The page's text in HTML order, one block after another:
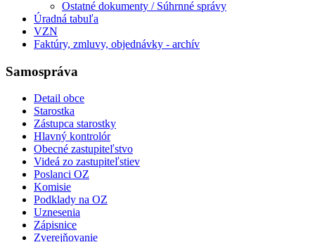
Ostatné dokumenty / Súhrnné správy
Úradná tabuľa
VZN
Faktúry, zmluvy, objednávky - archív
Samospráva
Detail obce
Starostka
Zástupca starostky
Hlavný kontrolór
Obecné zastupiteľstvo
Videá zo zastupiteľstiev
Poslanci OZ
Komisie
Podklady na OZ
Uznesenia
Zápisnice
Zverejňovanie